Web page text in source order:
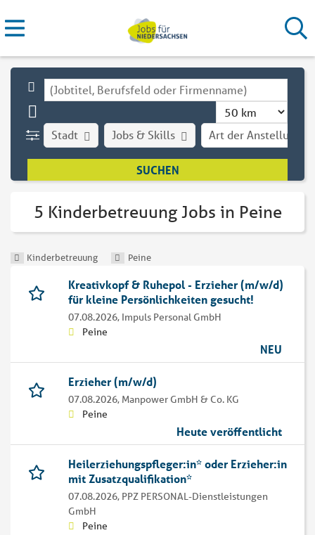
Stadt Art der Anstellung
Jobs & Skills
5 Kinderbetreuung Jobs in Peine
Kinderbetreuung Peine
Kreativkopf & Ruhepol - Erzieher (m/w/d)
für kleine Persönlichkeiten gesucht!
07.08.2026, Impuls Personal GmbH
Peine
NEU
Erzieher (m/w/d)
07.08.2026, Manpower GmbH & Co. KG
Peine
Heute veröffentlicht
Heilerziehungspfleger:in* oder Erzieher:in
mit Zusatzqualifikation*
07.08.2026, PPZ PERSONAL-Dienstleistungen
GmbH
Peine